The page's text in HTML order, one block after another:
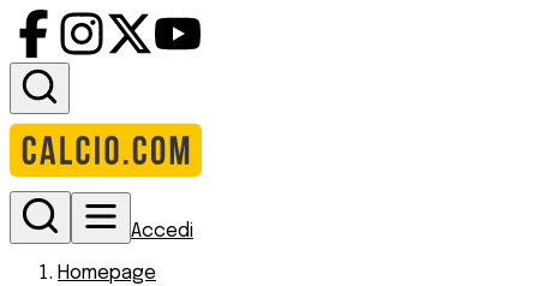
Accedi
Homepage